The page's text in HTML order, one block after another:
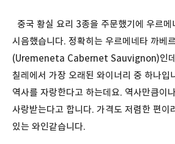
중국 황실 요리 3종을 주문했기에 우르메
시음했습니다. 정확히는 우르메네타 까베
(Uremeneta Cabernet Sauvignon)인데
칠레에서 가장 오래된 와이너리 중 하나입
역사를 자랑한다고 하는데요. 역사만큼이
사랑받는다고 합니다. 가격도 저렴한 편이
있는 와인같습니다.